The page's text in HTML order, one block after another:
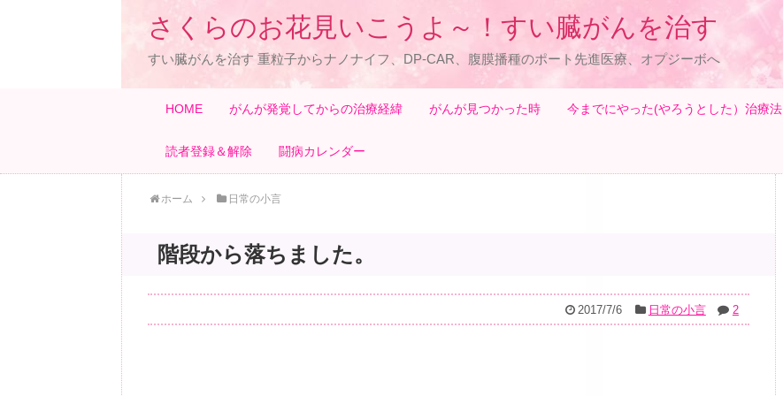
さくらのお花見いこうよ～！すい臓がんを治す
すい臓がんを治す 重粒子からナノナイフ、DP-CAR、腹膜播種のポート先進医療、オプジーボへ
HOME がんが発覚してからの治療経緯 がんが見つかった時 今までにやった(やろうとした）治療法
読者登録＆解除 闘病カレンダー
ホーム 日常の小言
階段から落ちました。
2017/7/6 日常の小言 2